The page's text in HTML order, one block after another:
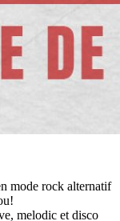
mode rock alternatif
melodic et disco